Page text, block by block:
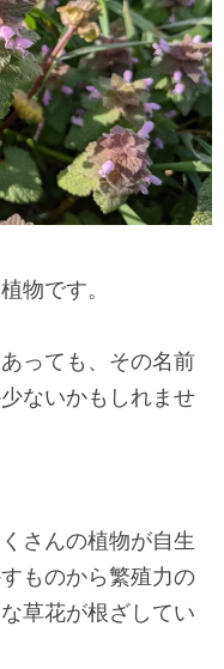
物です。
っても、その名前
ないかもしれませ
さんの植物が自生
ものから繁殖力の
草花が根ざしてい